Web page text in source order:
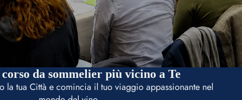
1° Livello
da sommelier più vicino a Te
la tua Città e comincia il tuo viaggio appassionante nel